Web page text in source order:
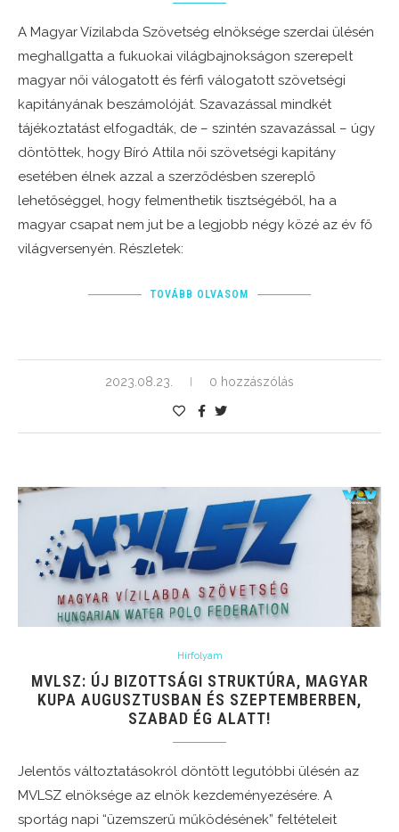
A Magyar Vízilabda Szövetség elnöksége szerdai ülésén
meghallgatta a fukuokai világbajnokságon szerepelt
magyar női válogatott és férfi válogatott szövetségi
kapitányának beszámolóját. Szavazással mindkét
tájékoztatást elfogadták, de – szintén szavazással – úgy
döntöttek, hogy Bíró Attila női szövetségi kapitány
esetében élnek azzal a szerződésben szereplő
lehetőséggel, hogy felmenthetik tisztségéből, ha a
magyar csapat nem jut be a legjobb négy közé az év fő
világversenyén. Részletek:
TOVÁBB OLVASOM
2023.08.23. 0 hozzászólás
Hírfolyam
MVLSZ: ÚJ BIZOTTSÁGI STRUKTÚRA, MAGYAR
KUPA AUGUSZTUSBAN ÉS SZEPTEMBERBEN,
SZABAD ÉG ALATT!
Jelentős változtatásokról döntött legutóbbi ülésén az
MVLSZ elnöksége az elnök kezdeményezésére. A
sportág napi “üzemszerű működésének” feltételeit